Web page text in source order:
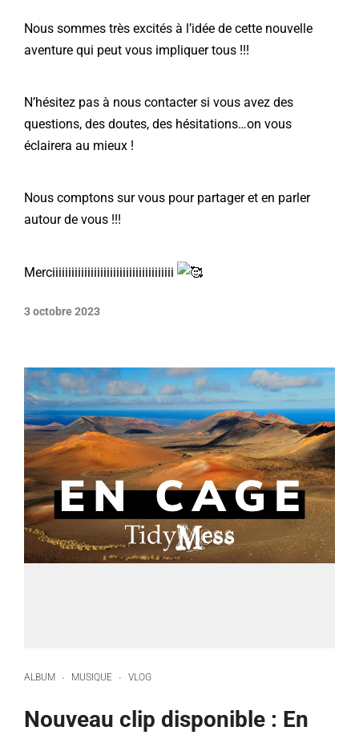
Nous sommes très excités à l’idée de cette nouvelle
aventure qui peut vous impliquer tous !!!
N’hésitez pas à nous contacter si vous avez des
questions, des doutes, des hésitations…on vous
éclairera au mieux !
Nous comptons sur vous pour partager et en parler
autour de vous !!!
Merciiiiiiiiiiiiiiiiiiiiiiiiiiiiiiiiiiiiii
3 octobre 2023
ALBUM · MUSIQUE · VLOG
Nouveau clip disponible : En